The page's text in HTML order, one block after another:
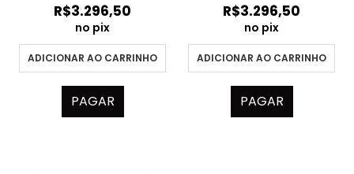
R$3.296,50
no pix
ADICIONAR AO CARRINHO
PAGAR
R$3.296,50
no pix
ADICIONAR AO CARRINHO
PAGAR